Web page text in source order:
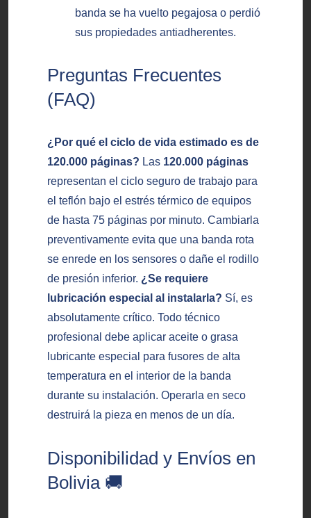
banda se ha vuelto pegajosa o perdió
sus propiedades antiadherentes.
Preguntas Frecuentes
(FAQ)
¿Por qué el ciclo de vida estimado es de
120.000 páginas? Las 120.000 páginas
representan el ciclo seguro de trabajo para
el teflón bajo el estrés térmico de equipos
de hasta 75 páginas por minuto. Cambiarla
preventivamente evita que una banda rota
se enrede en los sensores o dañe el rodillo
de presión inferior. ¿Se requiere
lubricación especial al instalarla? Sí, es
absolutamente crítico. Todo técnico
profesional debe aplicar aceite o grasa
lubricante especial para fusores de alta
temperatura en el interior de la banda
durante su instalación. Operarla en seco
destruirá la pieza en menos de un día.
Disponibilidad y Envíos en
Bolivia 🚚